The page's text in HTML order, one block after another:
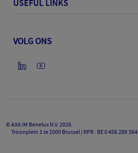
USEFUL LINKS
VOLG ONS
©AXA IM Benelux N.V.2026.
Troonplein 1 te 1000 Brussel | RPR : BE 0 458.289.564